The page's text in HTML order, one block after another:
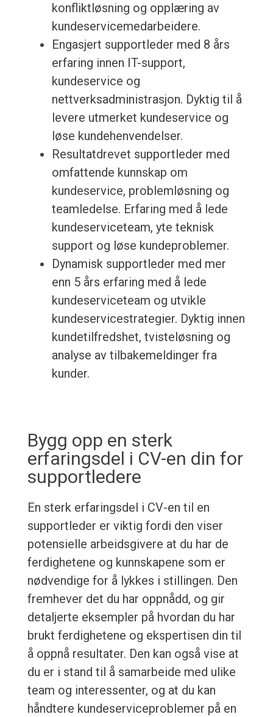
konfliktløsning og opplæring av
kundeservicemedarbeidere.
Engasjert supportleder med 8 års
erfaring innen IT-support,
kundeservice og
nettverksadministrasjon. Dyktig til å
levere utmerket kundeservice og
løse kundehenvendelser.
Resultatdrevet supportleder med
omfattende kunnskap om
kundeservice, problemløsning og
teamledelse. Erfaring med å lede
kundeserviceteam, yte teknisk
support og løse kundeproblemer.
Dynamisk supportleder med mer
enn 5 års erfaring med å lede
kundeserviceteam og utvikle
kundeservicestrategier. Dyktig innen
kundetilfredshet, tvisteløsning og
analyse av tilbakemeldinger fra
kunder.
Bygg opp en sterk
erfaringsdel i CV-en din for
supportledere
En sterk erfaringsdel i CV-en til en
supportleder er viktig fordi den viser
potensielle arbeidsgivere at du har de
ferdighetene og kunnskapene som er
nødvendige for å lykkes i stillingen. Den
fremhever det du har oppnådd, og gir
detaljerte eksempler på hvordan du har
brukt ferdighetene og ekspertisen din til
å oppnå resultater. Den kan også vise at
du er i stand til å samarbeide med ulike
team og interessenter, og at du kan
håndtere kundeserviceproblemer på en